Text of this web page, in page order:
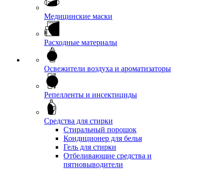
Медицинские маски
Расходные материалы
Освежители воздуха и ароматизаторы
Репелленты и инсектициды
Средства для стирки
Стиральный порошок
Кондиционер для белья
Гель для стирки
Отбеливающие средства и
пятновыводители